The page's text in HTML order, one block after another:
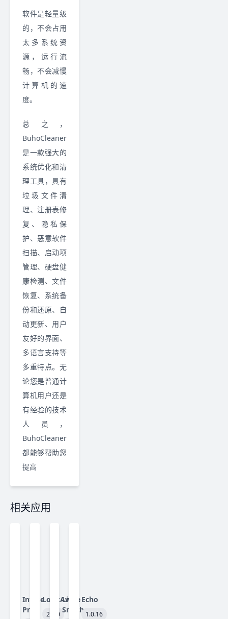
软件是轻量级
的，不会占用
太多系统资
源，运行流
畅，不会减慢
计算机的速
度。
总之，
BuhoCleaner
是一款强大的
系统优化和清
理工具，具有
垃圾文件清
理、注册表修
复、隐私保
护、恶意软件
扫描、启动项
管理、硬盘健
康检测、文件
恢复、系统备
份和还原、自
动更新、用户
友好的界面、
多语言支持等
多重特点。无
论您是普通计
算机用户还是
有经验的技术
人员，
BuhoCleaner
都能够帮助您
提高
相关应用
Infuse
Pro
LookAway
2.3.0
Little
Snitch
Echo
1.0.16